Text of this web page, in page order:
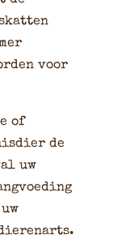
voor
of
de
uw